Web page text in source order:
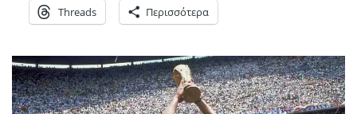
Threads Περισσότερα